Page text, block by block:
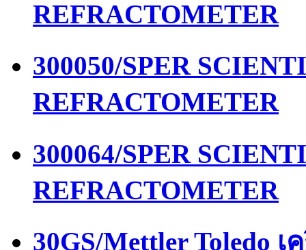
REFRACTOMETER
300050/SPER
REFRACTOMETER
300064/SPER
REFRACTOMETER
30GS/Mettler Toledo